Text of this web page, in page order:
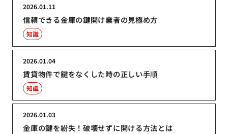
信頼できる金庫の鍵開け業者の見極め方
2026.01.11
知識
賃貸物件で鍵をなくした時の正しい手順
2026.01.04
知識
金庫の鍵を紛失！破壊せずに開ける方法とは
2026.01.03